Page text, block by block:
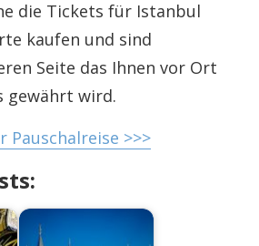
die Tickets für Istanbul
kaufen und sind
Seite das Ihnen vor Ort
gewährt wird.
Pauschalreise >>>